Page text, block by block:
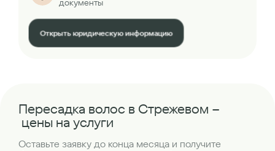
документы
Открыть юридическую информацию
Пересадка волос в Стрежевом –
цены на услуги
Оставьте заявку до конца месяца и получите